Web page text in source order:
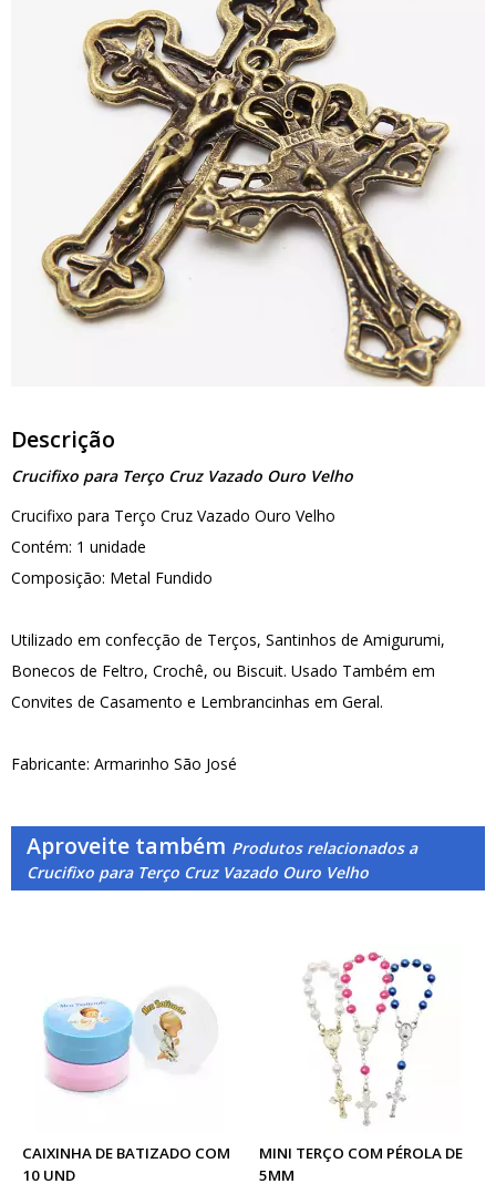
Descrição
Crucifixo para Terço Cruz Vazado Ouro Velho
Crucifixo para Terço Cruz Vazado Ouro Velho
Contém: 1 unidade
Composição: Metal Fundido
Utilizado em confecção de Terços, Santinhos de Amigurumi,
Bonecos de Feltro, Crochê, ou Biscuit. Usado Também em
Convites de Casamento e Lembrancinhas em Geral.
Fabricante: Armarinho São José
Aproveite também Produtos relacionados a
Crucifixo para Terço Cruz Vazado Ouro Velho
CAIXINHA DE BATIZADO COM
10 UND
MINI TERÇO COM PÉROLA DE
5MM